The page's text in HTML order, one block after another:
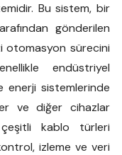
Bu sistem, bir
gönderilen
otomasyon sürecini
endüstriyel
enerji sistemlerinde
ve diğer cihazlar
kablo türleri
izleme ve veri